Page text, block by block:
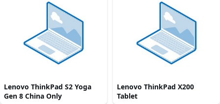
Lenovo ThinkPad S2 Yoga
Gen 8 China Only
Lenovo ThinkPad X200
Tablet